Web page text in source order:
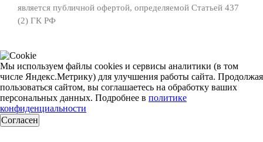
является публичной офертой, определяемой Статьей 437
(2) ГК РФ
Мы используем файлы cookies и сервисы аналитики (в том
числе Яндекс.Метрику) для улучшения работы сайта. Продолжая
пользоваться сайтом, вы соглашаетесь на обработку ваших
персональных данных. Подробнее в политике
конфиденциальности
Согласен